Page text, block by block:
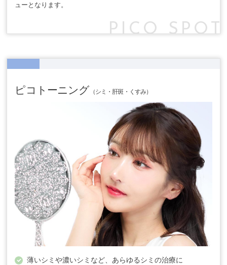
ューとなります。
PICO SPOT
ピコトーニング （シミ・肝斑・くすみ）
薄いシミや濃いシミなど、あらゆるシミの治療に